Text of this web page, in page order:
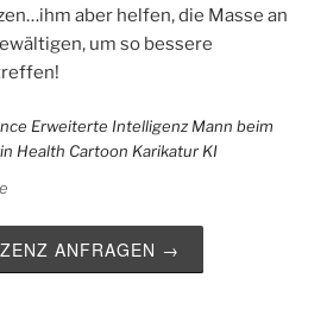
aber helfen, die Masse an
um so bessere
ANFRAGEN →